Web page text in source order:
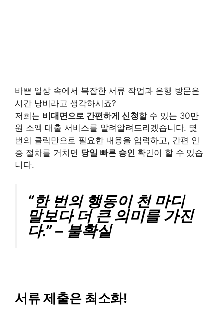
바쁜 일상 속에서 복잡한 서류 작업과 은행 방문은
시간 낭비라고 생각하시죠?
저희는 비대면으로 간편하게 신청할 수 있는 30만
원 소액 대출 서비스를 알려알려드리겠습니다. 몇
번의 클릭만으로 필요한 내용을 입력하고, 간편 인
증 절차를 거치면 당일 빠른 승인 확인이 할 수 있습
니다.
“한 번의 행동이 천 마디
말보다 더 큰 의미를 가진
다.” – 불확실
서류 제출은 최소화!